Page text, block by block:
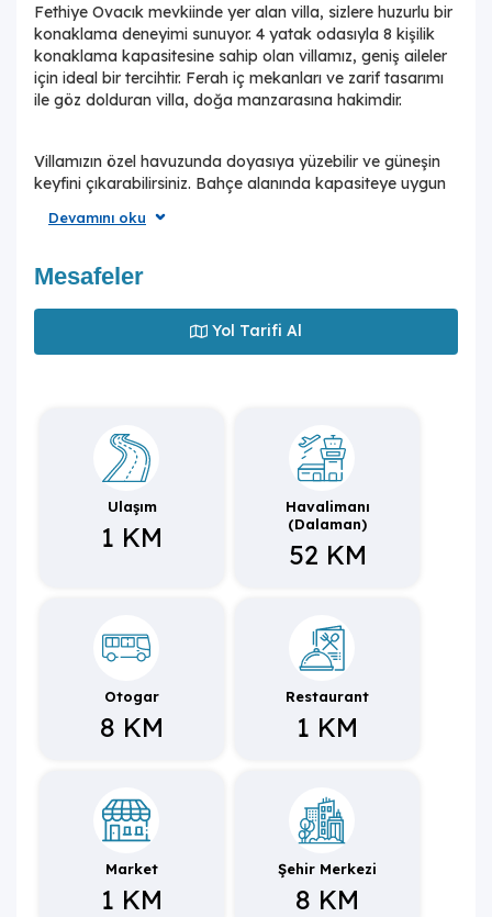
Fethiye Ovacık mevkiinde yer alan villa, sizlere huzurlu bir
konaklama deneyimi sunuyor. 4 yatak odasıyla 8 kişilik
konaklama kapasitesine sahip olan villamız, geniş aileler
için ideal bir tercihtir. Ferah iç mekanları ve zarif tasarımı
ile göz dolduran villa, doğa manzarasına hakimdir.
Villamızın özel havuzunda doyasıya yüzebilir ve güneşin
keyfini çıkarabilirsiniz. Bahçe alanında kapasiteye uygun
Havuz terasına açılan konforlu oturma odası ve tam
getirecek. Villamızın iki yatak odasında çift kişilik yatak ve
tek kişilik yatak ve ebeveyn banyosu yer almaktadır.
Devamını oku
Mesafeler
Yol Tarifi Al
Ulaşım
1 KM
Havalimanı
(Dalaman)
52 KM
Otogar
8 KM
Restaurant
1 KM
Market
1 KM
Şehir Merkezi
8 KM